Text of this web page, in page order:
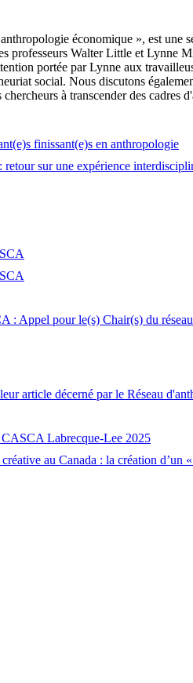
économique », est
professeurs Walter Little et Lynne
portée par Lynne aux
social. Nous discutons
à transcender des
finissant(e)s en anthropologie
retour sur une expérience
: Appel pour le(s) Chair(s) du
article décerné par le Réseau
Labrecque-Lee 2025
au Canada : la création d’un